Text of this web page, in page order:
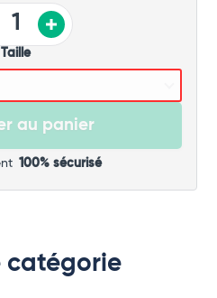
Taille
au panier
100% sécurisé
catégorie